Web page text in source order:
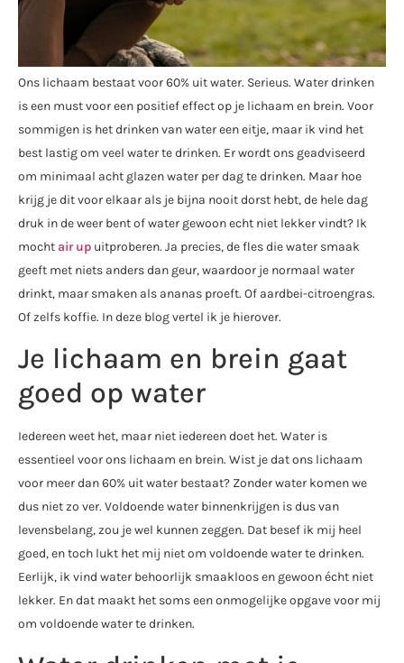
Ons lichaam bestaat voor 60% uit water. Serieus. Water drinken
is een must voor een positief effect op je lichaam en brein. Voor
sommigen is het drinken van water een eitje, maar ik vind het
best lastig om veel water te drinken. Er wordt ons geadviseerd
om minimaal acht glazen water per dag te drinken. Maar hoe
krijg je dit voor elkaar als je bijna nooit dorst hebt, de hele dag
druk in de weer bent of water gewoon echt niet lekker vindt? Ik
mochtair up uitproberen. Ja precies, de fles die water smaak
geeft met niets anders dan geur, waardoor je normaal water
drinkt, maar smaken als ananas proeft. Of aardbei-citroengras.
Of zelfs koffie. In deze blog vertel ik je hierover.
Je lichaam en brein gaat
goed op water
Iedereen weet het, maar niet iedereen doet het. Water is
essentieel voor ons lichaam en brein. Wist je dat ons lichaam
voor meer dan 60% uit water bestaat? Zonder water komen we
dus niet zo ver. Voldoende water binnenkrijgen is dus van
levensbelang, zou je wel kunnen zeggen. Dat besef ik mij heel
goed, en toch lukt het mij niet om voldoende water te drinken.
Eerlijk, ik vind water behoorlijk smaakloos en gewoon écht niet
lekker. En dat maakt het soms een onmogelijke opgave voor mij
om voldoende water te drinken.